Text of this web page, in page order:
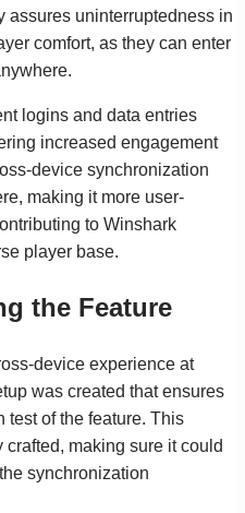
assures uninterruptedness in
comfort, as they can enter
logins and data entries
increased engagement
device synchronization
making it more user-
to Winshark
player base.
the Feature
device experience at
was created that ensures
test of the feature. This
making sure it could
synchronization